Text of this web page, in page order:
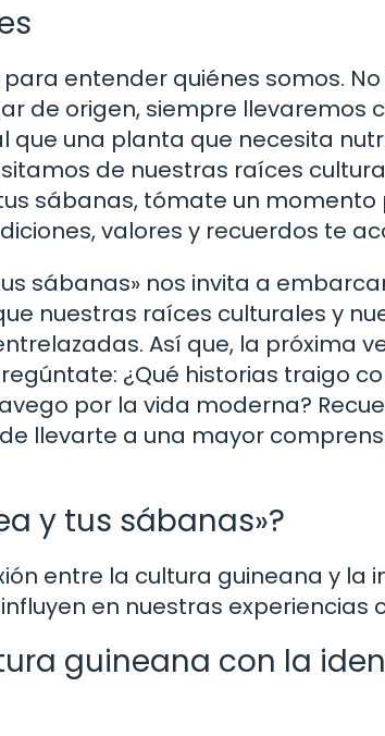
entender quiénes somos.
de origen, siempre llevaremos
que una planta que necesita
de nuestras raíces
sábanas, tómate un
valores y recuerdos te
sábanas» nos invita a
nuestras raíces culturales y
Así que, la próxima
¿Qué historias traigo
por la vida moderna?
llevarte a una mayor
y tus sábanas»?
entre la cultura guineana y la
en nuestras experiencias
guineana con la